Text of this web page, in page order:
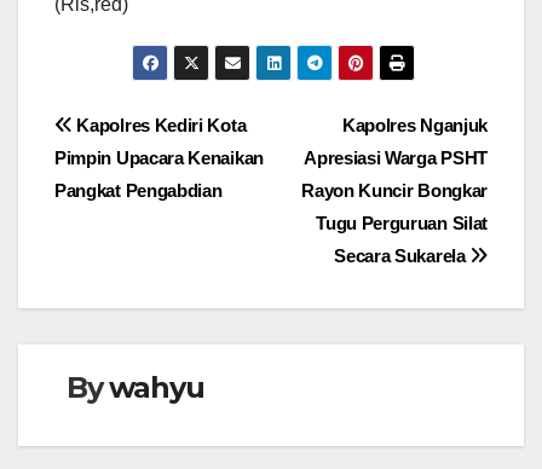
(Rls,red)
Navigasi
pos
Kapolres Nganjuk
Apresiasi Warga PSHT
Rayon Kuncir Bongkar
Tugu Perguruan Silat
Secara Sukarela
Kapolres Kediri Kota
Pimpin Upacara Kenaikan
Pangkat Pengabdian
Bywahyu